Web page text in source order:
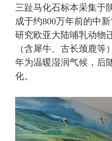
三趾马化石标本采集于
成于约800万年前的中
研究欧亚大陆哺乳动物
（含犀牛、 古长颈鹿等
年为温暖湿润气候，后
化。